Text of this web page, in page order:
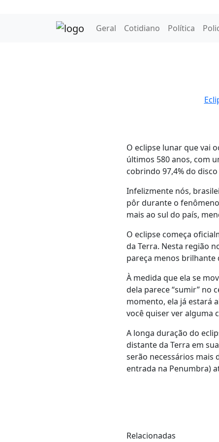
Geral Cotidiano Política
O eclipse lunar que vai
últimos 580 anos, com
cobrindo 97,4% do
Infelizmente nós,
pôr durante o
mais ao sul do país,
O eclipse começa
da Terra. Nesta região
pareça menos brilhante
À medida que ela se
dela parece “sumir” no
momento, ela já estará
você quiser ver alguma
A longa duração do
distante da Terra em
serão necessários mais
entrada na Penumbra)
Relacionadas